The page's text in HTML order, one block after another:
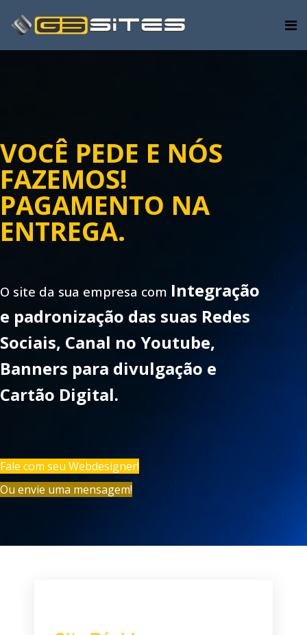
VOCÊ PEDE E NÓS
FAZEMOS!
PAGAMENTO NA
ENTREGA.
O site da sua empresa com Integração
e padronização das suas Redes
Sociais, Canal no Youtube,
Banners para divulgação e
Cartão Digital.
Fale com seu Webdesigner!
Ou envie uma mensagem!